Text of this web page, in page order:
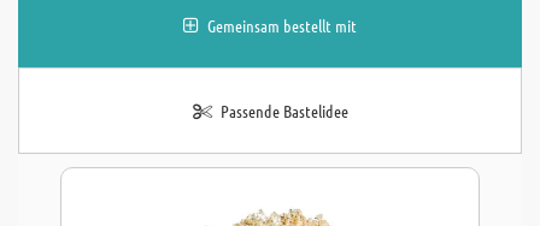
Gemeinsam bestellt mit
Passende Bastelidee